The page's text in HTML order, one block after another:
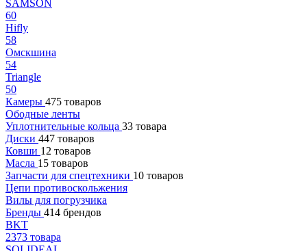
SAMSON
60
Hifly
58
Омскшина
54
Triangle
50
Камеры 475 товаров
Ободные ленты
Уплотнительные кольца 33 товара
Диски 447 товаров
Ковши 12 товаров
Масла 15 товаров
Запчасти для спецтехники 10 товаров
Цепи противоскольжения
Вилы для погрузчика
Бренды 414 брендов
BKT
2373 товара